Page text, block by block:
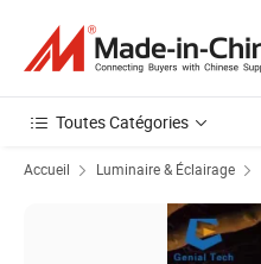
Toutes Catégories
Accueil Luminaire & Éclairage